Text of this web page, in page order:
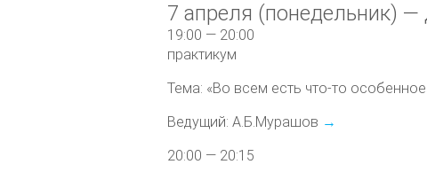
7 апреля (понедельник) —
19:00 — 20:00
практикум
Тема: «Во всем есть что-то
Ведущий: А.Б.Мурашов →
20:00 — 20:15